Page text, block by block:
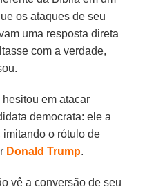
os ataques de seu
uma resposta direta
com a verdade,
em atacar
democrata: ele a
o rótulo de
Donald Trump.
vê a conversão de seu